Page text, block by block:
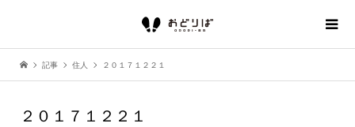
記事 住人 ２０１７１２２１
２０１７１２２１